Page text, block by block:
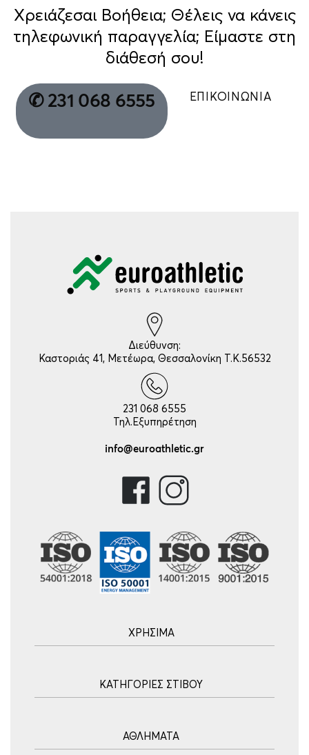
Χρειάζεσαι Βοήθεια; Θέλεις να κάνεις
τηλεφωνική παραγγελία; Είμαστε στη
διάθεσή σου!
✆ 231 068 6555 ΕΠΙΚΟΙΝΩΝΙΑ
Διεύθυνση:
Καστοριάς 41, Μετέωρα, Θεσσαλονίκη Τ.Κ.56532
231 068 6555
Τηλ.Εξυπηρέτηση
info@euroathletic.gr
ΧΡΗΣΙΜΑ
Τρόποι Πληρωμής
ΚΑΤΗΓΟΡΙΕΣ ΣΤΙΒΟΥ
ΑΘΛΗΜΑΤΑ